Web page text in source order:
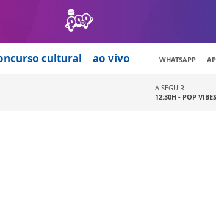
cultural ao vivo WHATSAPP
A SEGUIR
12:30H - POP VIBES